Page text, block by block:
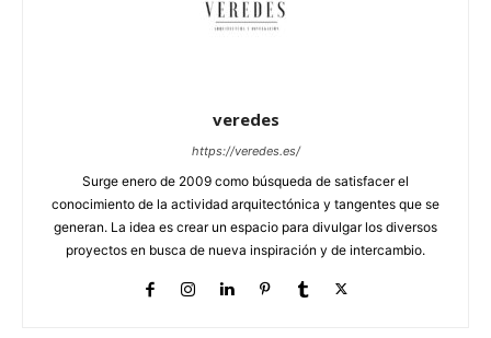
veredes
https://veredes.es/
Surge enero de 2009 como búsqueda de satisfacer el
conocimiento de la actividad arquitectónica y tangentes que se
generan. La idea es crear un espacio para divulgar los diversos
proyectos en busca de nueva inspiración y de intercambio.